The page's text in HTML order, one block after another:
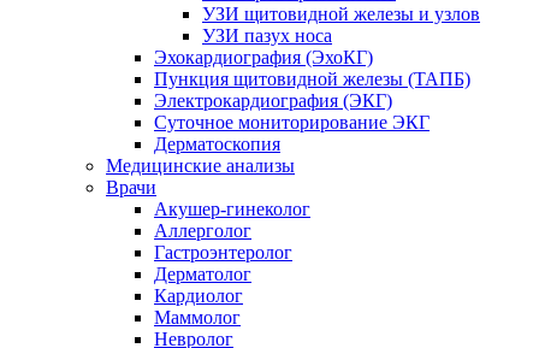
УЗИ щитовидной железы и узлов
УЗИ пазух носа
Эхокардиография (ЭхоКГ)
Пункция щитовидной железы (ТАПБ)
Электрокардиография (ЭКГ)
Суточное мониторирование ЭКГ
Дерматоскопия
Медицинские анализы
Врачи
Акушер-гинеколог
Аллерголог
Гастроэнтеролог
Дерматолог
Кардиолог
Маммолог
Невролог